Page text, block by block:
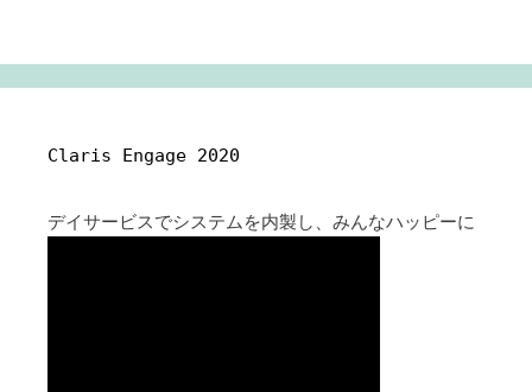
Claris Engage 2020
デイサービスでシステムを内製し、みんなハッピーに